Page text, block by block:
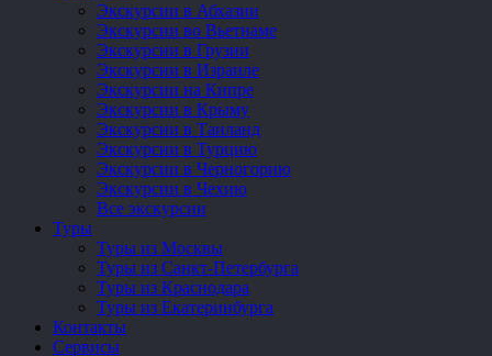
Экскурсии в Абхазии
Экскурсии во Вьетнаме
Экскурсии в Грузии
Экскурсии в Израиле
Экскурсии на Кипре
Экскурсии в Крыму
Экскурсии в Таиланд
Экскурсии в Турцию
Экскурсии в Черногорию
Экскурсии в Чехию
Все экскурсии
Туры
Туры из Москвы
Туры из Санкт-Петербурга
Туры из Краснодара
Туры из Екатеринбурга
Контакты
Сервисы